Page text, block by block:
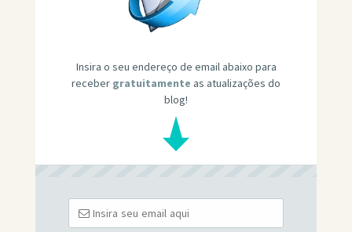
Insira o seu endereço de email abaixo para
receber gratuitamente as atualizações do
blog!